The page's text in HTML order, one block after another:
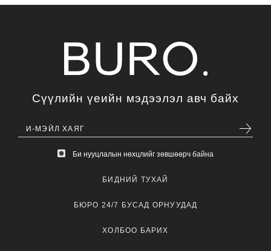
Сүүлийн үеийн мэдээлэл авч байх
Би нууцлалын нөхцлийг зөвшөөрч байна
БИДНИЙ ТУХАЙ
БЮРО 24/7 БУСАД ОРНУУДАД
ХОЛБОО БАРИХ